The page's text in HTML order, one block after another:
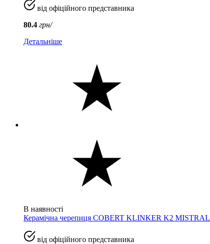
від офіційного представника
80.4 грн/
Детальніше
В наявності
Керамічна черепиця COBERT KLINKER K2 MISTRAL
від офіційного представника